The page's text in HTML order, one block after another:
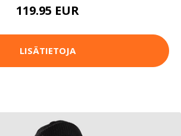
119.95 EUR
LISÄTIETOJA